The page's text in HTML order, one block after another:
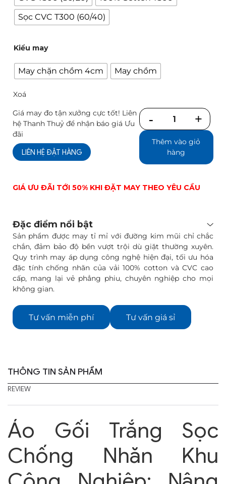
Sọc CVC T300 (60/40)
Kiểu may
May chặn chồm 4cm May chồm
Xoá
Giá may đo tận xưởng cực tốt! Liên
hệ Thanh Thuỷ để nhận báo giá Ưu
đãi
LIÊN HỆ ĐẶT HÀNG
Số
lượng
Thêm vào giỏ
hàng
GIÁ ƯU ĐÃI TỚI 50% KHI ĐẶT MAY THEO YÊU CẦU
Đặc điểm nổi bật
Sản phẩm được may tỉ mỉ với đường kim mũi chỉ chắc
chắn, đảm bảo độ bền vượt trội dù giặt thường xuyên.
Quy trình may áp dụng công nghệ hiện đại, tối ưu hóa
đặc tính chống nhăn của vải 100% cotton và CVC cao
cấp, mang lại vẻ phẳng phiu, chuyên nghiệp cho mọi
không gian.
Tư vấn miễn phí Tư vấn giá sỉ
THÔNG TIN SẢN PHẨM
REVIEW
Áo Gối Trắng Sọc
Chống Nhăn Khu